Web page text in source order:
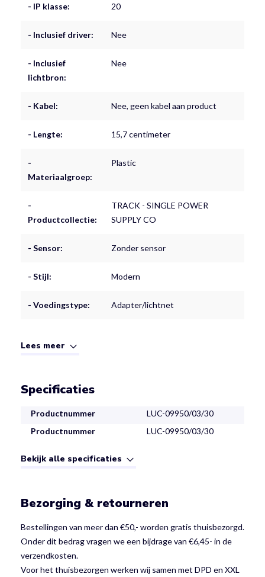
- IP klasse: 20
- Inclusief driver: Nee
- Inclusief
lichtbron:
Nee
- Kabel: Nee, geen kabel aan product
- Lengte: 15,7 centimeter
-
Materiaalgroep:
Plastic
-
Productcollectie:
TRACK - SINGLE POWER
SUPPLY CO
- Sensor: Zonder sensor
- Stijl: Modern
- Voedingstype: Adapter/lichtnet
Lees meer
Specificaties
Productnummer
LUC-09950/03/30
Productnummer
LUC-09950/03/30
Bekijk alle specificaties
Bezorging & retourneren
Bestellingen van meer dan €50,- worden gratis thuisbezorgd.
Onder dit bedrag vragen we een bijdrage van €6,45- in de
verzendkosten.
Voor het thuisbezorgen werken wij samen met DPD en XXL